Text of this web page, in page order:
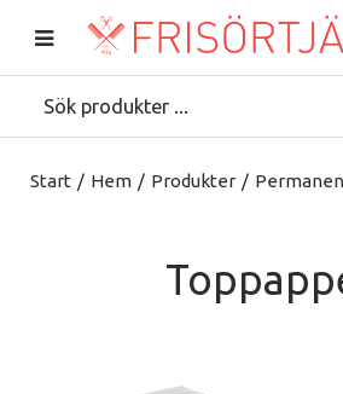
Start / Hem / Produkter /